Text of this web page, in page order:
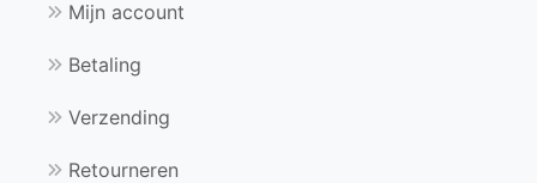
Mijn account
Betaling
Verzending
Retourneren